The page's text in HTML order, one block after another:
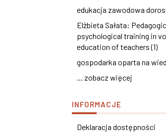
edukacja zawodowa
Elżbieta Sałata:
psychological training in
education of teachers (1)
gospodarka oparta na
... zobacz więcej
INFORMACJE
Deklaracja dostępności